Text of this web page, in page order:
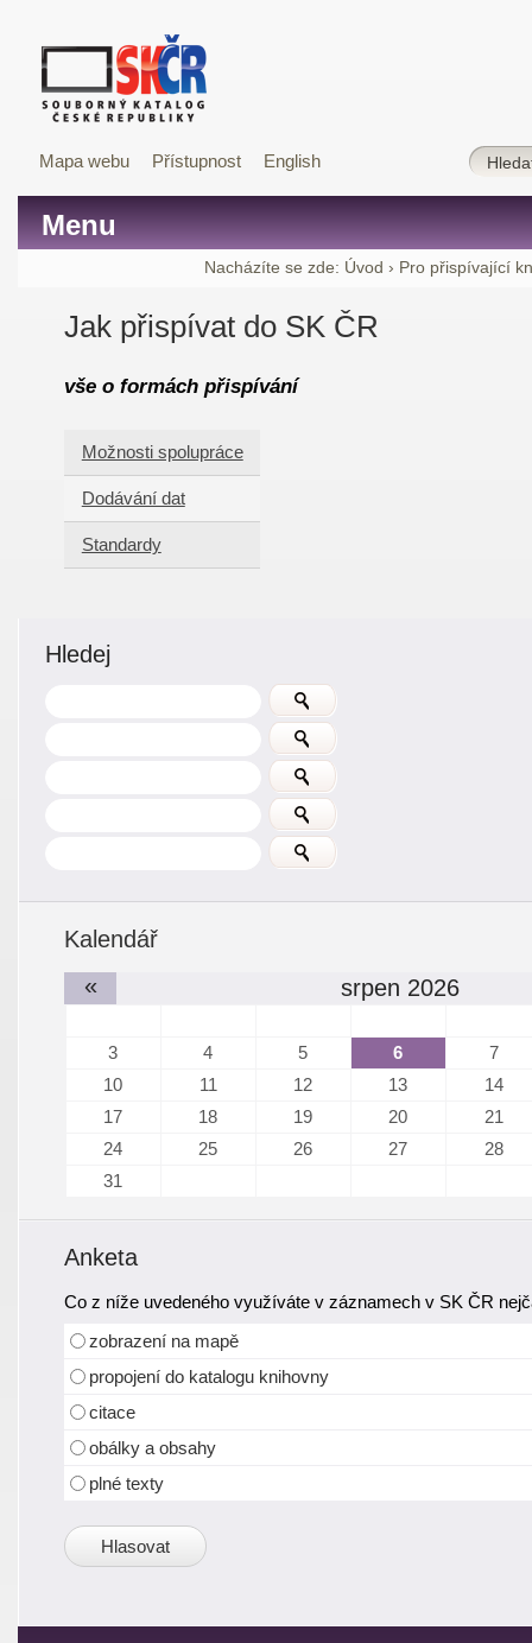
Mapa webu Přístupnost English
Menu
Nacházíte se zde: Úvod › Pro přispívající
Jak přispívat do SK ČR
vše o formách přispívání
Možnosti spolupráce
Dodávání dat
Standardy
Hledej
Kalendář
«
srpen 2026
3 4 5 6
7
10
11 12 13
14
17
18 19 20
21
24
25 26 27
28
31
Anketa
Co z níže uvedeného využíváte v záznamech v SK ČR
zobrazení na mapě
propojení do katalogu knihovny
citace
obálky a obsahy
plné texty